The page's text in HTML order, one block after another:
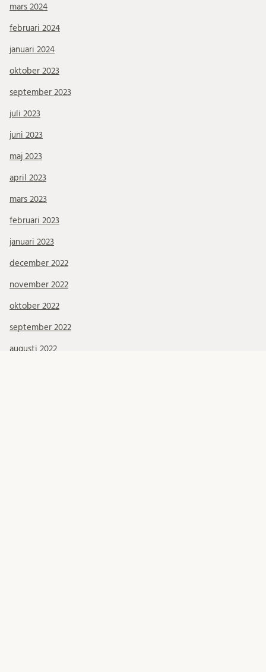
mars 2024
februari 2024
januari 2024
oktober 2023
september 2023
juli 2023
juni 2023
maj 2023
april 2023
mars 2023
februari 2023
januari 2023
december 2022
november 2022
oktober 2022
september 2022
augusti 2022